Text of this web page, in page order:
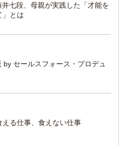
七段、母親が実践した「才能を
」とは
by セールスフォース・プロデュ
える仕事、食えない仕事